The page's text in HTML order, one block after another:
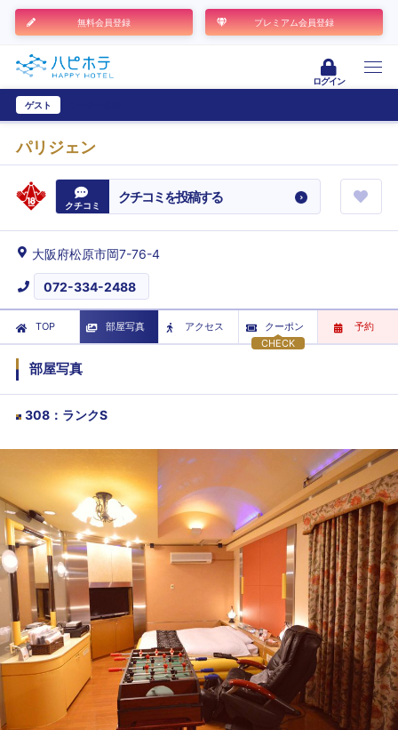
無料会員登録 プレミアム会員登録
ログイン
ゲスト
パリジェン
クチコミ クチコミを投稿する
大阪府松原市岡7-76-4
072-334-2488
TOP 部屋写真
アクセス
CHECK
クーポン 予約
部屋写真
308 ： ランクS